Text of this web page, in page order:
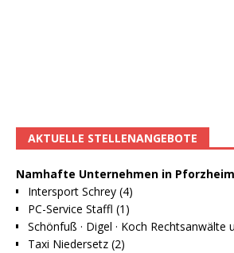
AKTUELLE STELLENANGEBOTE
Namhafte Unternehmen in
Intersport Schrey (4)
PC-Service Staffl (1)
Schönfuß · Digel · Koch Rechtsanwälte
Taxi Niedersetz (2)